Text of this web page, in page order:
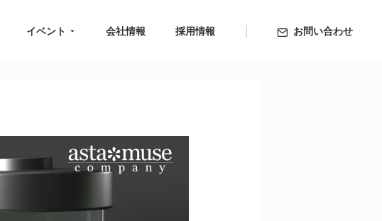
イベント 会社情報 採用情報 お問い合わせ